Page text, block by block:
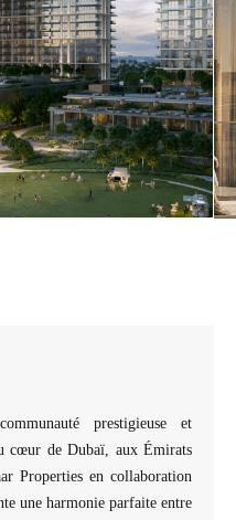
prestigieuse et
cœur de Dubaï, aux Émirats
Properties en collaboration
une harmonie parfaite entre